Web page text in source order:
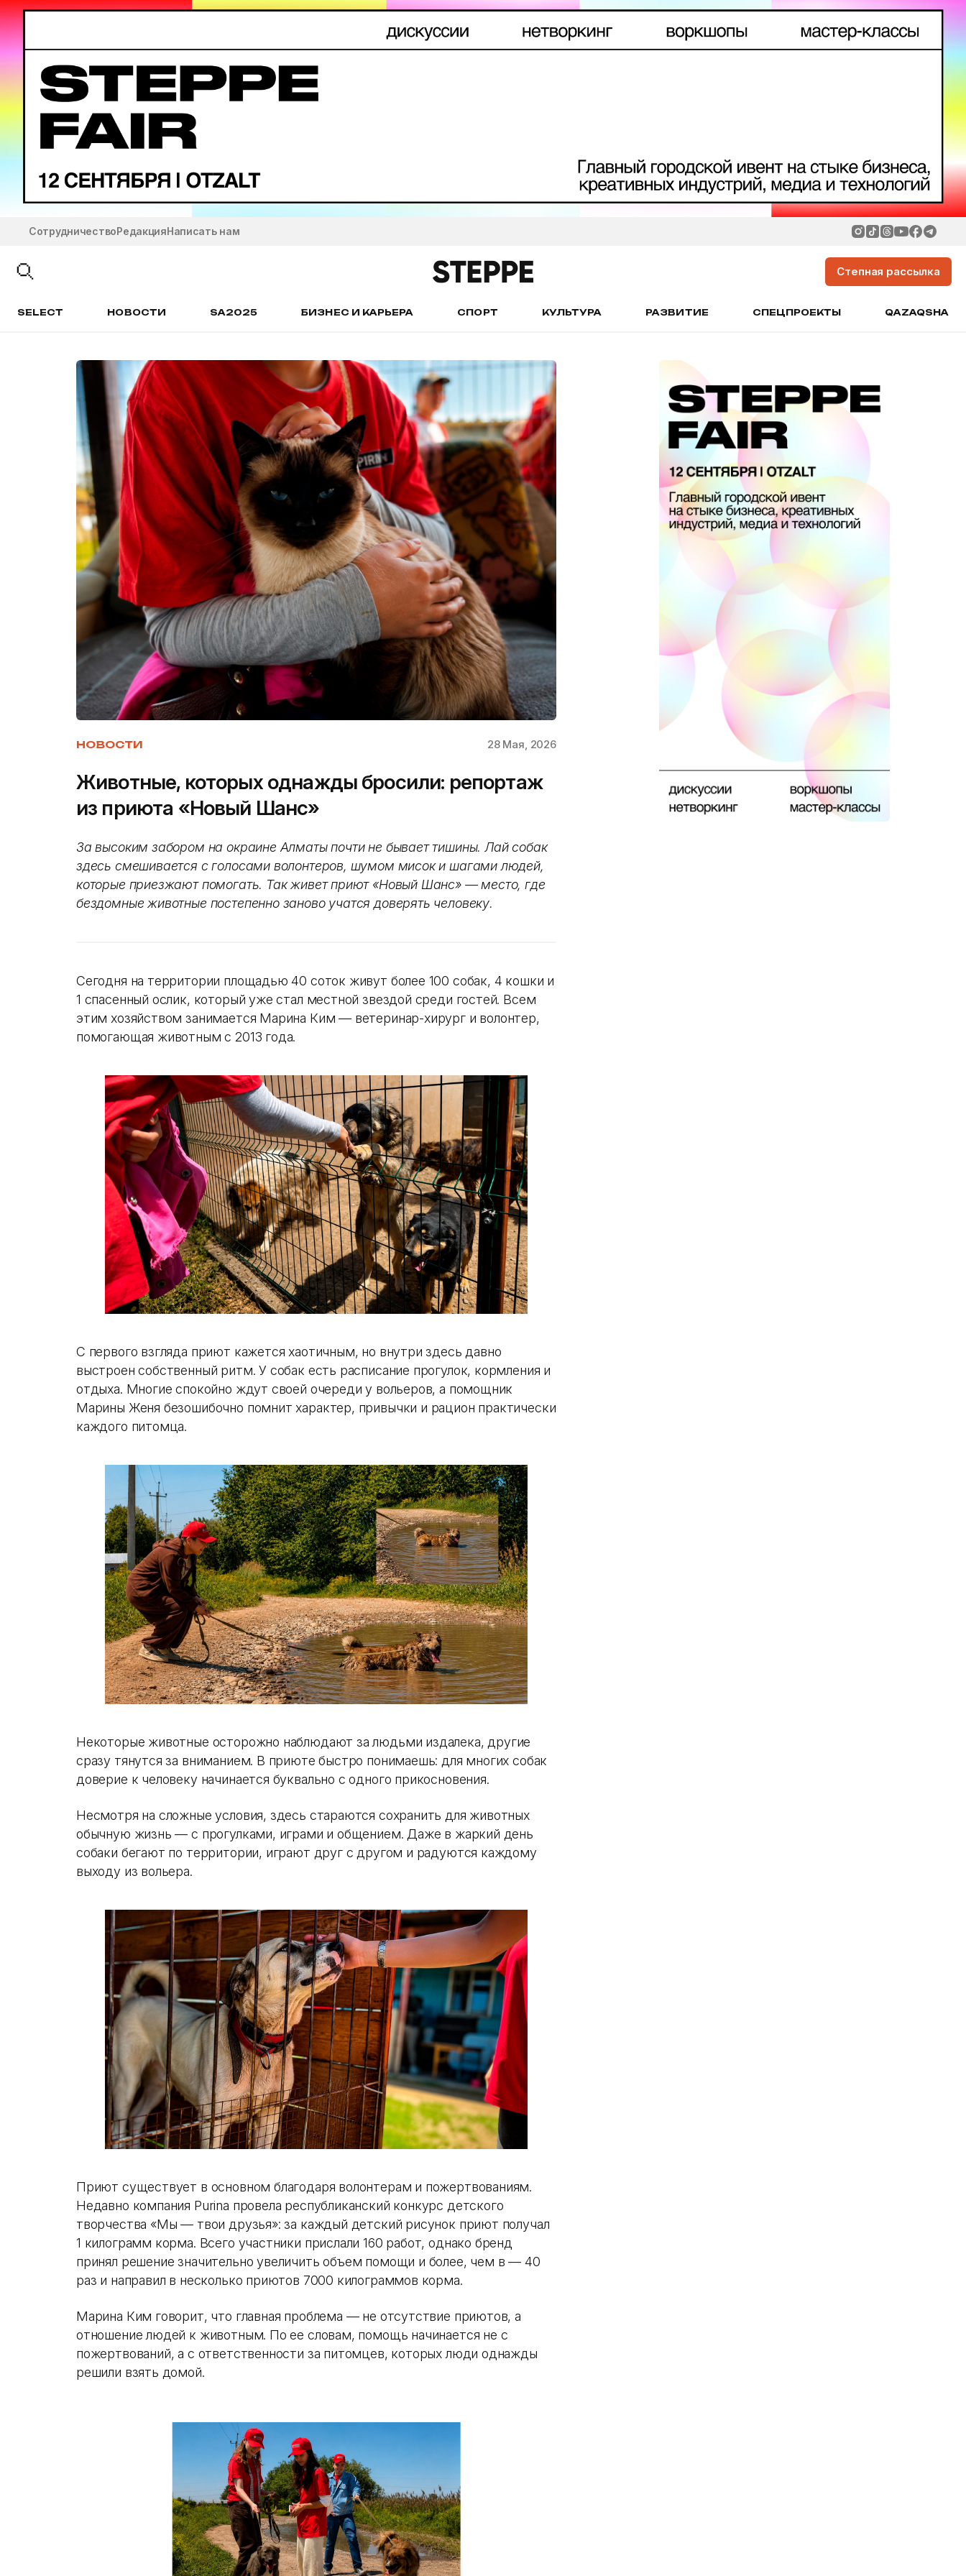
СотрудничествоРедакцияНаписать нам
Степная рассылка
SELECT НОВОСТИ SA2025 БИЗНЕС И КАРЬЕРА СПОРТ КУЛЬТУРА РАЗВИТИЕ СПЕЦПРОЕКТЫ QAZAQSHA
НОВОСТИ 28 Мая, 2026
Животные, которых однажды бросили: репортаж
из приюта «Новый Шанс»
За высоким забором на окраине Алматы почти не бывает тишины. Лай собак
здесь смешивается с голосами волонтеров, шумом мисок и шагами людей,
которые приезжают помогать. Так живет приют «Новый Шанс» — место, где
бездомные животные постепенно заново учатся доверять человеку.
Сегодня на территории площадью 40 соток живут более 100 собак, 4 кошки и
1 спасенный ослик, который уже стал местной звездой среди гостей. Всем
этим хозяйством занимается Марина Ким — ветеринар-хирург и волонтер,
помогающая животным с 2013 года.
С первого взгляда приют кажется хаотичным, но внутри здесь давно
выстроен собственный ритм. У собак есть расписание прогулок, кормления и
отдыха. Многие спокойно ждут своей очереди у вольеров, а помощник
Марины Женя безошибочно помнит характер, привычки и рацион практически
каждого питомца.
Некоторые животные осторожно наблюдают за людьми издалека, другие
сразу тянутся за вниманием. В приюте быстро понимаешь: для многих собак
доверие к человеку начинается буквально с одного прикосновения.
Несмотря на сложные условия, здесь стараются сохранить для животных
обычную жизнь — с прогулками, играми и общением. Даже в жаркий день
собаки бегают по территории, играют друг с другом и радуются каждому
выходу из вольера.
Приют существует в основном благодаря волонтерам и пожертвованиям.
Недавно компания Purina провела республиканский конкурс детского
творчества «Мы — твои друзья»: за каждый детский рисунок приют получал
1 килограмм корма. Всего участники прислали 160 работ, однако бренд
принял решение значительно увеличить объем помощи и более, чем в — 40
раз и направил в несколько приютов 7000 килограммов корма.
Марина Ким говорит, что главная проблема — не отсутствие приютов, а
отношение людей к животным. По ее словам, помощь начинается не с
пожертвований, а с ответственности за питомцев, которых люди однажды
решили взять домой.